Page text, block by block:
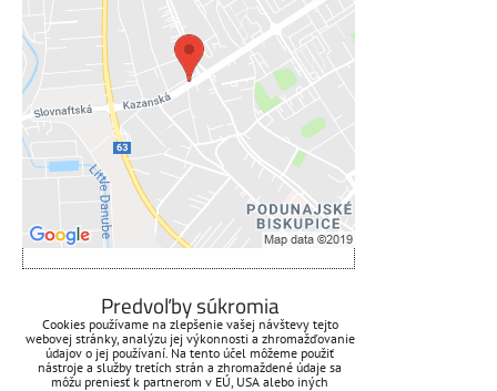
Prajete si načítať externý obsah?
Povoliť tentokrát
Povoliť a zapamätať - súhlas s
druhom cookie: Funkčné
Otvoriť obsah v novom okne
ZAVOLÁME VÁM SPÄŤ
Váš telefón:*
Predvoľby súkromia
Cookies používame na zlepšenie vašej návštevy tejto
webovej stránky, analýzu jej výkonnosti a zhromažďovanie
údajov o jej používaní. Na tento účel môžeme použiť
nástroje a služby tretích strán a zhromaždené údaje sa
môžu preniesť k partnerom v EÚ, USA alebo iných